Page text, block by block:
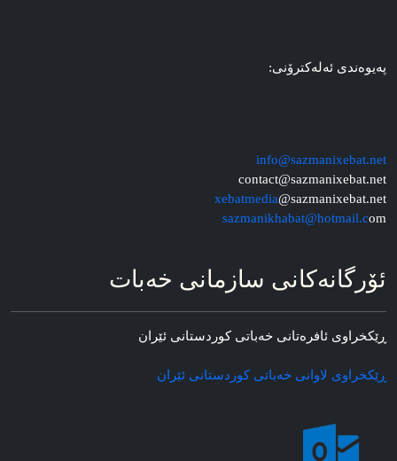
په‌یوه‌ندی ئه‌له‌کترۆنی:
info@sazmanixebat.net
contact@sazmanixebat.net
xebatmedia@sazmanixebat.net
sazmanikhabat@hotmail.com
ئۆرگانه‌کانی سازمانی خه‌بات
ڕێکخراوی ئافره‌تانی خه‌باتی کوردستانی ئێران
ڕێکخراوی لاوانی خه‌باتی کوردستانی ئێران